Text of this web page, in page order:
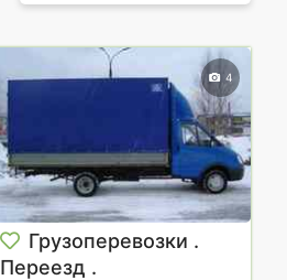
4
Грузоперевозки .
Переезд .